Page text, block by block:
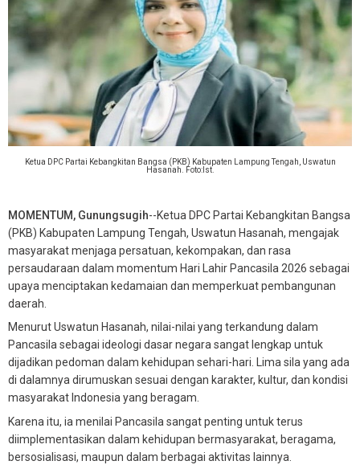
Ketua DPC Partai Kebangkitan Bangsa (PKB) Kabupaten Lampung Tengah, Uswatun
Hasanah. Foto:Ist.
MOMENTUM, Gunungsugih--Ketua DPC Partai Kebangkitan Bangsa
(PKB) Kabupaten Lampung Tengah, Uswatun Hasanah, mengajak
masyarakat menjaga persatuan, kekompakan, dan rasa
persaudaraan dalam momentum Hari Lahir Pancasila 2026 sebagai
upaya menciptakan kedamaian dan memperkuat pembangunan
daerah.
Menurut Uswatun Hasanah, nilai-nilai yang terkandung dalam
Pancasila sebagai ideologi dasar negara sangat lengkap untuk
dijadikan pedoman dalam kehidupan sehari-hari. Lima sila yang ada
di dalamnya dirumuskan sesuai dengan karakter, kultur, dan kondisi
masyarakat Indonesia yang beragam.
Karena itu, ia menilai Pancasila sangat penting untuk terus
diimplementasikan dalam kehidupan bermasyarakat, beragama,
bersosialisasi, maupun dalam berbagai aktivitas lainnya.